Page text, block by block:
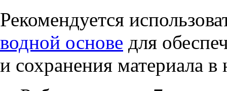
Рекомендуется
водной основе для
и сохранения материала